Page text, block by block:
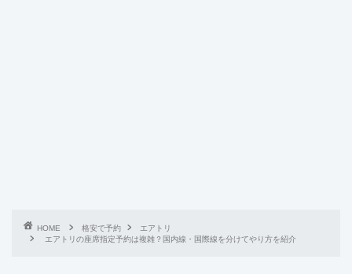
HOME 格安で予約
エアトリ
エアトリの座席指定予約は複雑？国内線・国際線を分けてやり方を紹介